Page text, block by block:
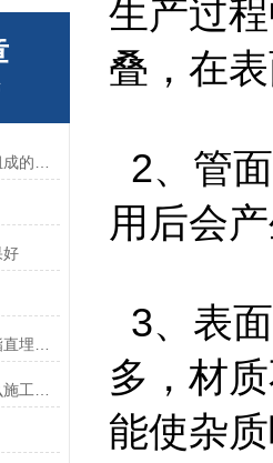
好
生产过
叠，在
2、管
用后会
3、表
多，材
能使杂